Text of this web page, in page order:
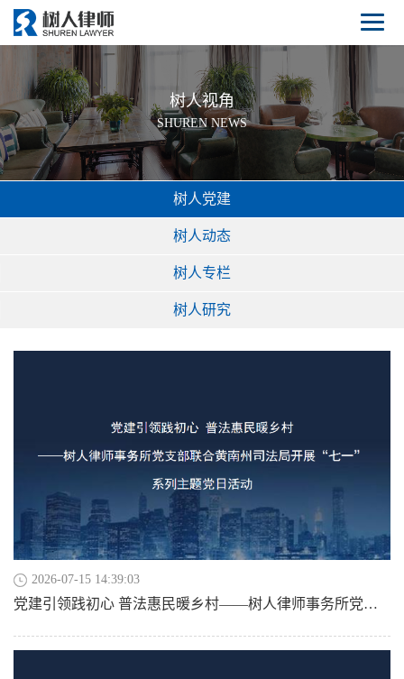
树人视角
SHUREN NEWS
树人党建
树人动态
树人专栏
树人研究
2026-07-15 14:39:03
党建引领践初心 普法惠民暖乡村——树人律师事务所党支部联合黄南州司法局开展“七一”系列主题党日活动